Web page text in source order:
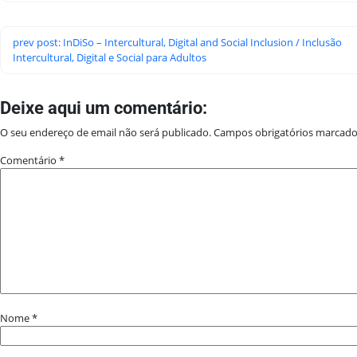
prev post: InDiSo – Intercultural, Digital and Social Inclusion / Inclusão
Intercultural, Digital e Social para Adultos
Deixe aqui um comentário:
O seu endereço de email não será publicado.Campos obrigatórios
Comentário *
Nome*